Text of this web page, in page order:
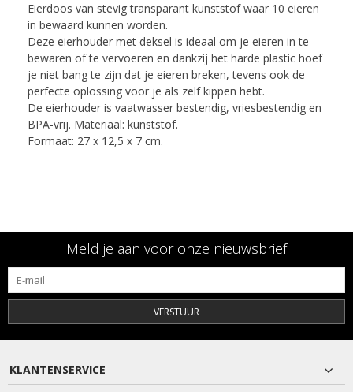
Eierdoos van stevig transparant kunststof waar 10 eieren
in bewaard kunnen worden.
Deze eierhouder met deksel is ideaal om je eieren in te
bewaren of te vervoeren en dankzij het harde plastic hoef
je niet bang te zijn dat je eieren breken, tevens ook de
perfecte oplossing voor je als zelf kippen hebt.
De eierhouder is vaatwasser bestendig, vriesbestendig en
BPA-vrij. Materiaal: kunststof.
Formaat: 27 x 12,5 x 7 cm.
Meld je aan voor onze nieuwsbrief
VERSTUUR
KLANTENSERVICE